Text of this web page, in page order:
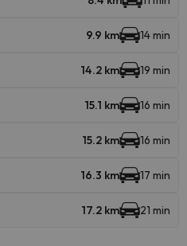
9.9 km 14 min
14.2 km 19 min
15.1 km 16 min
15.2 km 16 min
16.3 km 17 min
17.2 km 21 min